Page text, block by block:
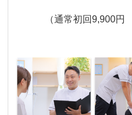
（通常初回9,900円